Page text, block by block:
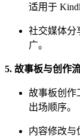
适用于
社交媒体分
广。
5. 故事板与创作
故事板创作
出场顺序。
内容修改与